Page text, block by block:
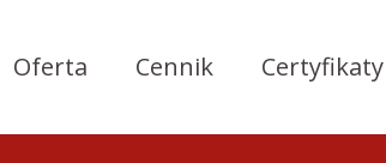
Oferta Cennik Certyfikaty